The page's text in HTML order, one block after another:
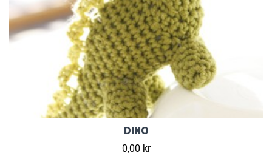
DINO
0,00 kr